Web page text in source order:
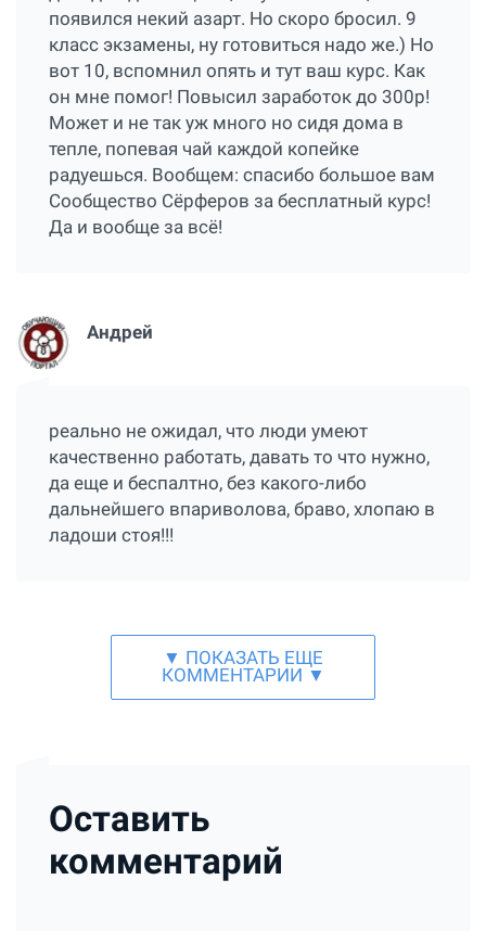
появился некий азарт. Но скоро бросил. 9
класс экзамены, ну готовиться надо же.) Но
вот 10, вспомнил опять и тут ваш курс. Как
он мне помог! Повысил заработок до 300р!
Может и не так уж много но сидя дома в
тепле, попевая чай каждой копейке
радуешься. Вообщем: спасибо большое вам
Сообщество Сёрферов за бесплатный курс!
Да и вообще за всё!
Андрей
реально не ожидал, что люди умеют
качественно работать, давать то что нужно,
да еще и беспалтно, без какого-либо
дальнейшего впариволова, браво, хлопаю в
ладоши стоя!!!
▼ ПОКАЗАТЬ ЕЩЕ
КОММЕНТАРИИ ▼
Оставить
комментарий